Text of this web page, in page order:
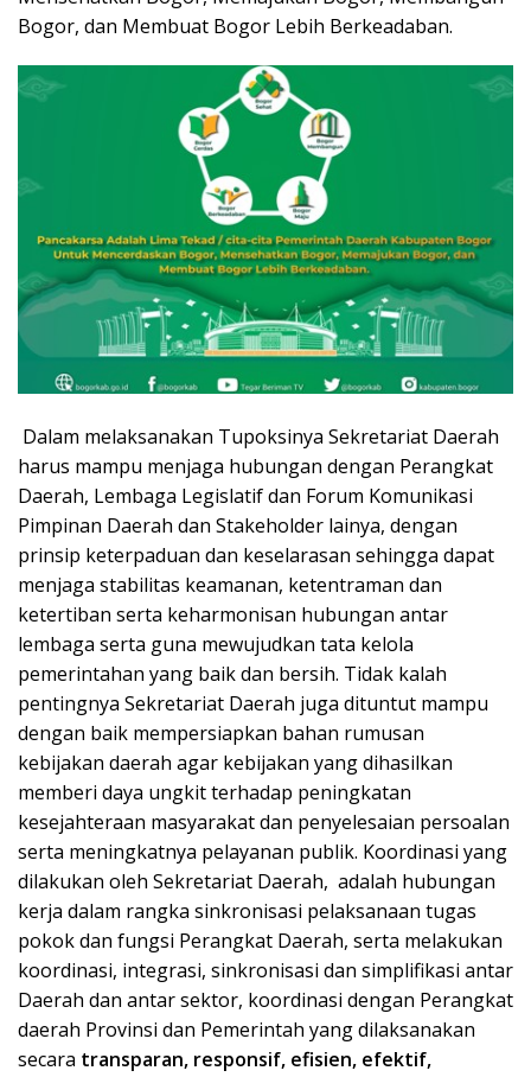
Bogor, dan Membuat Bogor Lebih Berkeadaban.
Dalam melaksanakan Tupoksinya Sekretariat Daerah
harus mampu menjaga hubungan dengan Perangkat
Daerah, Lembaga Legislatif dan Forum Komunikasi
Pimpinan Daerah dan Stakeholder lainya, dengan
prinsip keterpaduan dan keselarasan sehingga dapat
menjaga stabilitas keamanan, ketentraman dan
ketertiban serta keharmonisan hubungan antar
lembaga serta guna mewujudkan tata kelola
pemerintahan yang baik dan bersih. Tidak kalah
pentingnya Sekretariat Daerah juga dituntut mampu
dengan baik mempersiapkan bahan rumusan
kebijakan daerah agar kebijakan yang dihasilkan
memberi daya ungkit terhadap peningkatan
kesejahteraan masyarakat dan penyelesaian persoalan
serta meningkatnya pelayanan publik. Koordinasi yang
dilakukan oleh Sekretariat Daerah, adalah hubungan
kerja dalam rangka sinkronisasi pelaksanaan tugas
pokok dan fungsi Perangkat Daerah, serta melakukan
koordinasi, integrasi, sinkronisasi dan simplifikasi antar
Daerah dan antar sektor, koordinasi dengan Perangkat
daerah Provinsi dan Pemerintah yang dilaksanakan
secara transparan, responsif, efisien, efektif,